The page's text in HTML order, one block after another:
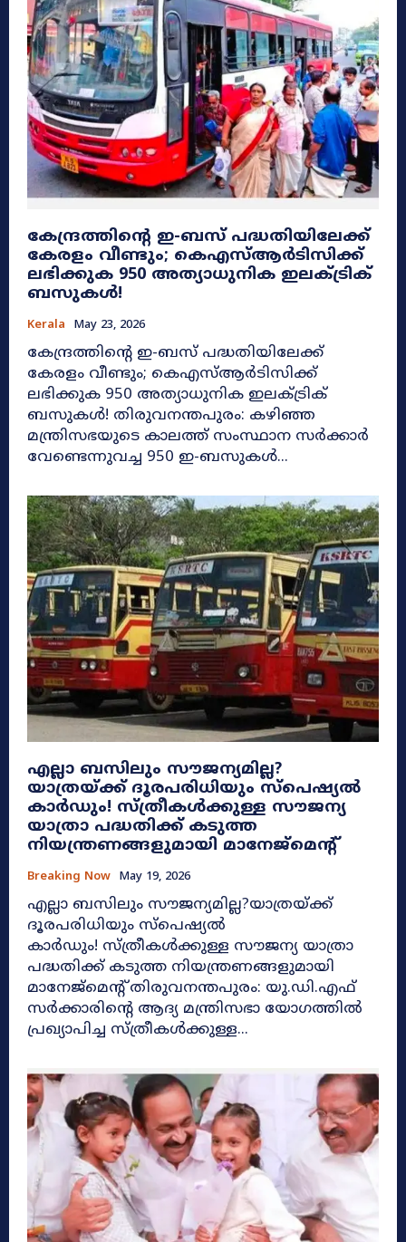
കേന്ദ്രത്തിന്റെ ഇ-ബസ് പദ്ധതിയിലേക്ക്
കേരളം വീണ്ടും; കെഎസ്ആർടിസിക്ക്
ലഭിക്കുക 950 അത്യാധുനിക ഇലക്ട്രിക്
ബസുകൾ!
Kerala May 23, 2026
കേന്ദ്രത്തിന്റെ ഇ-ബസ് പദ്ധതിയിലേക്ക്
കേരളം വീണ്ടും; കെഎസ്ആർടിസിക്ക്
ലഭിക്കുക 950 അത്യാധുനിക ഇലക്ട്രിക്
ബസുകൾ! തിരുവനന്തപുരം: കഴിഞ്ഞ
മന്ത്രിസഭയുടെ കാലത്ത് സംസ്ഥാന സർക്കാർ
വേണ്ടെന്നുവച്ച 950 ഇ-ബസുകൾ...
എല്ലാ ബസിലും സൗജന്യമില്ല?
യാത്രയ്ക്ക് ദൂരപരിധിയും സ്പെഷ്യൽ
കാർഡും! സ്ത്രീകൾക്കുള്ള സൗജന്യ
യാത്രാ പദ്ധതിക്ക് കടുത്ത
നിയന്ത്രണങ്ങളുമായി മാനേജ്മെന്റ്
Breaking Now May 19, 2026
എല്ലാ ബസിലും സൗജന്യമില്ല?യാത്രയ്ക്ക്
ദൂരപരിധിയും സ്പെഷ്യൽ
കാർഡും! സ്ത്രീകൾക്കുള്ള സൗജന്യ യാത്രാ
പദ്ധതിക്ക് കടുത്ത നിയന്ത്രണങ്ങളുമായി
മാനേജ്മെന്റ് തിരുവനന്തപുരം: യു.ഡി.എഫ്
സർക്കാരിന്റെ ആദ്യ മന്ത്രിസഭാ യോഗത്തിൽ
പ്രഖ്യാപിച്ച സ്ത്രീകൾക്കുള്ള...